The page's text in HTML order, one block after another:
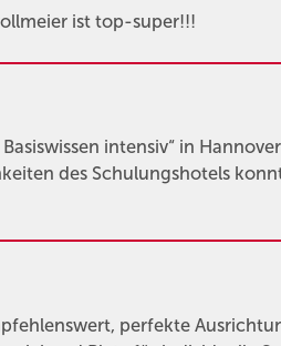
ist top-super!!!
intensiv“ in
des Schulungshotels
perfekte